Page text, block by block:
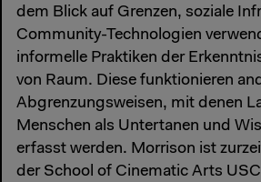
dem Blick auf Grenzen, soziale
Community-Technologien
informelle Praktiken der
von Raum. Diese funktionieren
Abgrenzungsweisen, mit denen
Menschen als Untertanen und
erfasst werden. Morrison ist
der School of Cinematic Arts